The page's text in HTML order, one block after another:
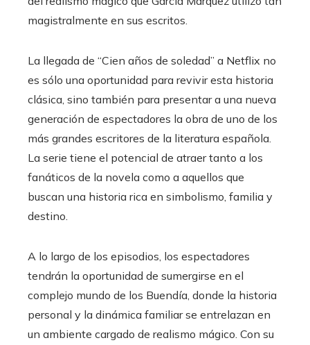
magistralmente en sus escritos.
La llegada de “Cien años de soledad” a Netflix no
es sólo una oportunidad para revivir esta historia
clásica, sino también para presentar a una nueva
generación de espectadores la obra de uno de los
más grandes escritores de la literatura española.
La serie tiene el potencial de atraer tanto a los
fanáticos de la novela como a aquellos que
buscan una historia rica en simbolismo, familia y
destino.
A lo largo de los episodios, los espectadores
tendrán la oportunidad de sumergirse en el
complejo mundo de los Buendía, donde la historia
personal y la dinámica familiar se entrelazan en
un ambiente cargado de realismo mágico. Con su